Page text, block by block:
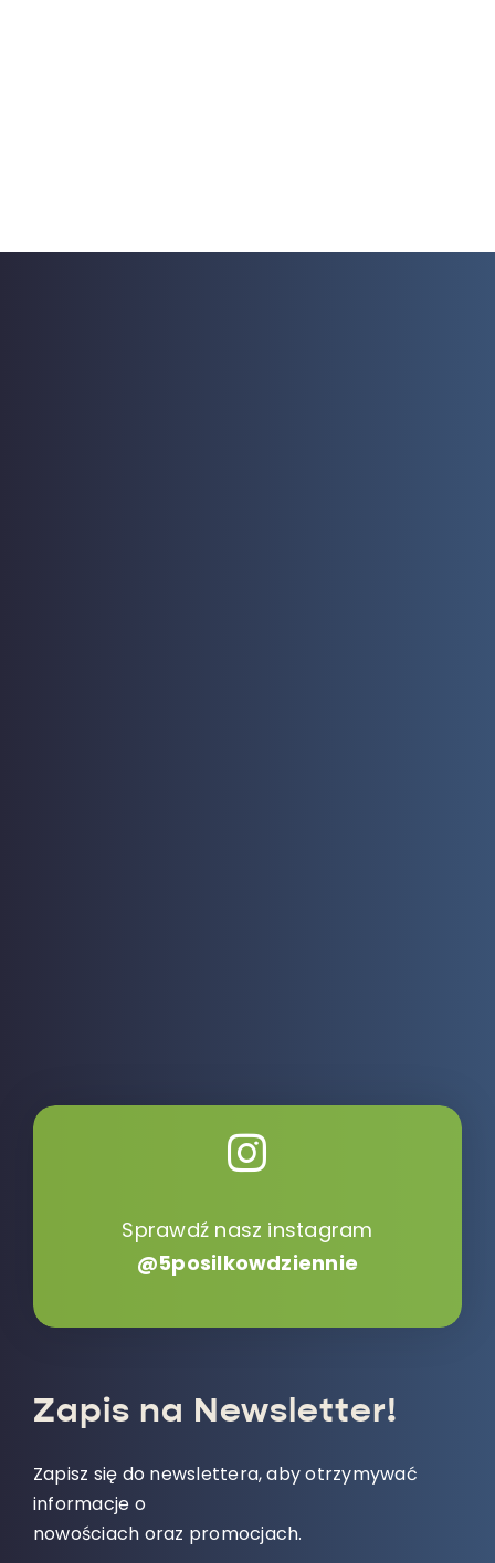
Sprawdź nasz instagram
@5posilkowdziennie
Zapis na Newsletter!
Zapisz się do newslettera, aby otrzymywać
informacje o
nowościach oraz promocjach.